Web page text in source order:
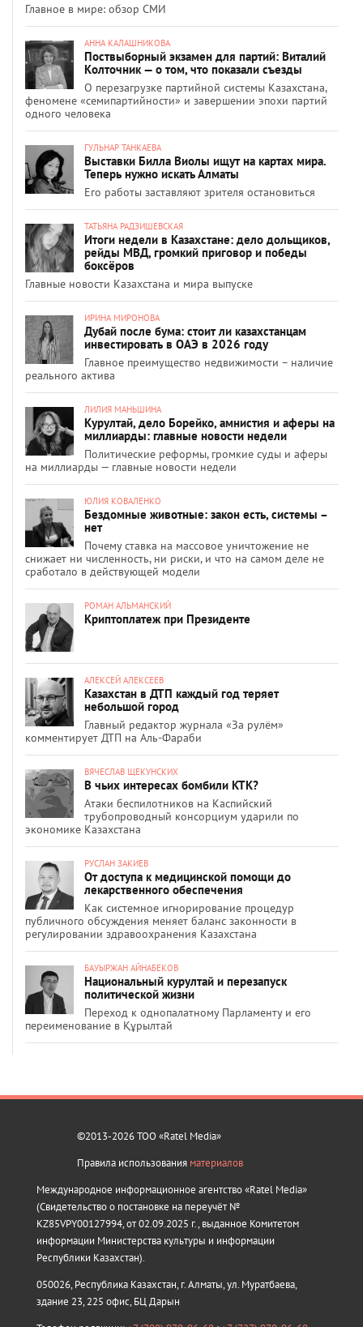
Главное в мире: обзор СМИ
АННА КАЛАШНИКОВА
Поствыборный экзамен для партий: Виталий
Колточник — о том, что показали съезды
О перезагрузке партийной системы Казахстана,
феномене «семипартийности» и завершении эпохи партий
одного человека
ГУЛЬНАР ТАНКАЕВА
Выставки Билла Виолы ищут на картах мира.
Теперь нужно искать Алматы
Его работы заставляют зрителя остановиться
ТАТЬЯНА РАДЗИШЕВСКАЯ
Итоги недели в Казахстане: дело дольщиков,
рейды МВД, громкий приговор и победы
боксёров
Главные новости Казахстана и мира выпуске
ИРИНА МИРОНОВА
Дубай после бума: стоит ли казахстанцам
инвестировать в ОАЭ в 2026 году
Главное преимущество недвижимости – наличие
реального актива
ЛИЛИЯ МАНЬШИНА
Курултай, дело Борейко, амнистия и аферы на
миллиарды: главные новости недели
Политические реформы, громкие суды и аферы
на миллиарды — главные новости недели
ЮЛИЯ КОВАЛЕНКО
Бездомные животные: закон есть, системы –
нет
Почему ставка на массовое уничтожение не
снижает ни численность, ни риски, и что на самом деле не
сработало в действующей модели
РОМАН АЛЬМАНСКИЙ
Криптоплатеж при Президенте
АЛЕКСЕЙ АЛЕКСЕЕВ
Казахстан в ДТП каждый год теряет
небольшой город
Главный редактор журнала «За рулём»
комментирует ДТП на Аль-Фараби
ВЯЧЕСЛАВ ЩЕКУНСКИХ
В чьих интересах бомбили КТК?
Атаки беспилотников на Каспийский
трубопроводный консорциум ударили по
экономике Казахстана
РУСЛАН ЗАКИЕВ
От доступа к медицинской помощи до
лекарственного обеспечения
Как системное игнорирование процедур
публичного обсуждения меняет баланс законности в
регулировании здравоохранения Казахстана
БАУЫРЖАН АЙНАБЕКОВ
Национальный курултай и перезапуск
политической жизни
Переход к однопалатному Парламенту и его
переименование в Құрылтай
©2013-2026 ТОО «Ratel Media»
Правила использования материалов
Международное информационное агентство «Ratel Media»
(Свидетельство о постановке на переучёт №
KZ85VPY00127994, от 02.09.2025 г., выданное Комитетом
информации Министерства культуры и информации
Республики Казахстан).
050026, Республика Казахстан, г. Алматы, ул. Муратбаева,
здание 23, 225 офис, БЦ Дарын